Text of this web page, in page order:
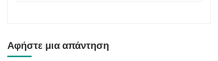
Αφήστε μια απάντηση